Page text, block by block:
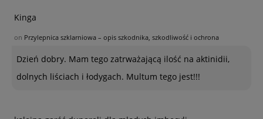
Kinga
on Przylepnica szklarniowa – opis szkodnika, szkodliwość i ochrona
Dzień dobry. Mam tego zatrważającą ilość na aktinidii,
dolnych liściach i łodygach. Multum tego jest!!!